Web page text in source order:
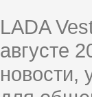
LADA
августе
новости,